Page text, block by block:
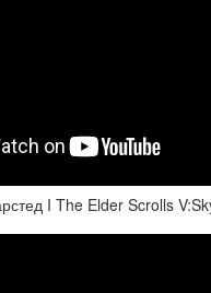
I The Elder Scrolls